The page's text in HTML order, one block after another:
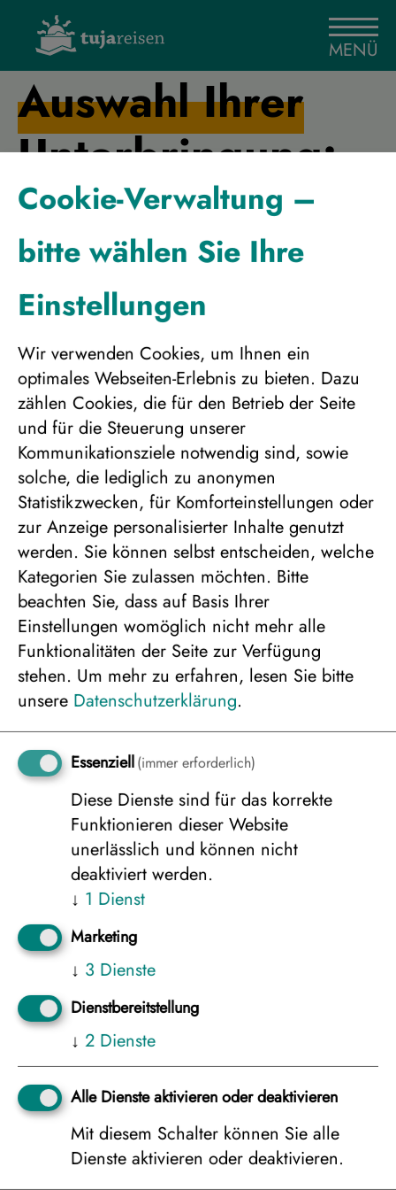
MENÜ
Auswahl Ihrer
Unterbringung:
Reise:
Schwedisch
Vielfalt
Termin:
07.02.2027
-
Dauer:
5 Tage
Angebotsnummer:
Bitte wählen Sie die
Personenanzahl für die
gewünschte
Unterbringung
Doppelzimmer
2.355 €
Weitere Unterkünfte anzeigen
Zurück
Diese Reise empfehlen:
Cookie-Verwaltung –
bitte wählen Sie Ihre
Einstellungen
Wir verwenden Cookies, um Ihnen ein
optimales Webseiten-Erlebnis zu bieten. Dazu
zählen Cookies, die für den Betrieb der Seite
und für die Steuerung unserer
Kommunikationsziele notwendig sind, sowie
solche, die lediglich zu anonymen
Statistikzwecken, für Komforteinstellungen oder
zur Anzeige personalisierter Inhalte genutzt
werden. Sie können selbst entscheiden, welche
Kategorien Sie zulassen möchten. Bitte
beachten Sie, dass auf Basis Ihrer
Einstellungen womöglich nicht mehr alle
Funktionalitäten der Seite zur Verfügung
stehen. Um mehr zu erfahren, lesen Sie bitte
unsere Datenschutzerklärung.
Essenziell(immer erforderlich)
Diese Dienste sind für das korrekte
Funktionieren dieser Website
unerlässlich und können nicht
deaktiviert werden.
↓ 1 Dienst
Marketing
↓ 3 Dienste
Dienstbereitstellung
↓ 2 Dienste
Alle Dienste aktivieren oder deaktivieren
Mit diesem Schalter können Sie alle
Dienste aktivieren oder deaktivieren.